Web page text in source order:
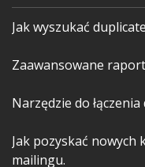
Jak wyszukać
Zaawansowane
Narzędzie do
Jak pozyskać nowych
mailingu.